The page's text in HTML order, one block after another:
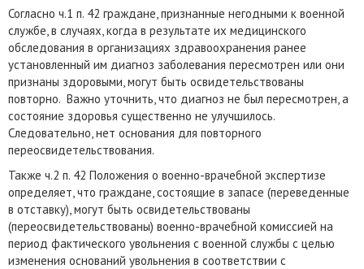
Согласно ч.1 п. 42 граждане, признанные негодными к военной
службе, в случаях, когда в результате их медицинского
обследования в организациях здравоохранения ранее
установленный им диагноз заболевания пересмотрен или они
признаны здоровыми, могут быть освидетельствованы
повторно. Важно уточнить, что диагноз не был пересмотрен, а
состояние здоровья существенно не улучшилось.
Следовательно, нет основания для повторного
переосвидетельствования.
Также ч.2 п. 42 Положения о военно-врачебной экспертизе
определяет, что граждане, состоящие в запасе (переведенные
в отставку), могут быть освидетельствованы
(переосвидетельствованы) военно-врачебной комиссией на
период фактического увольнения с военной службы с целью
изменения оснований увольнения в соответствии с